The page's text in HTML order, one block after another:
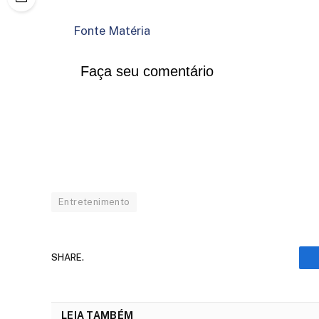
Fonte Matéria
Faça seu comentário
Entretenimento
SHARE.
LEIA TAMBÉM